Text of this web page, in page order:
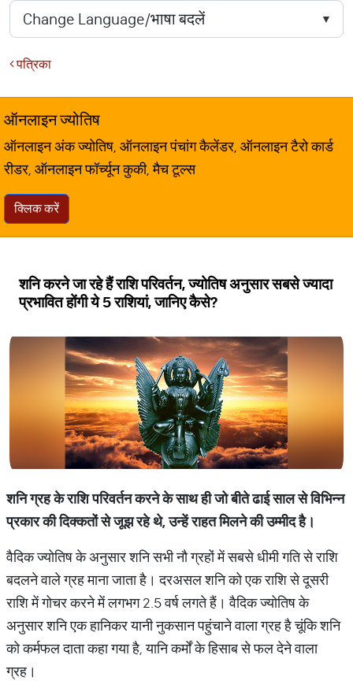
पत्रिका
ऑनलाइन ज्योतिष
ऑनलाइन अंक ज्योतिष, ऑनलाइन पंचांग कैलेंडर, ऑनलाइन टैरो कार्ड
रीडर, ऑनलाइन फॉर्च्यून कुकी, मैच टूल्स
क्लिक करें
शनि करने जा रहे हैं राशि परिवर्तन, ज्योतिष अनुसार सबसे ज्यादा
प्रभावित होंगी ये 5 राशियां, जानिए कैसे?
शनि ग्रह के राशि परिवर्तन करने के साथ ही जो बीते ढाई साल से विभिन्न
प्रकार की दिक्कतों से जूझ रहे थे, उन्हें राहत मिलने की उम्मीद है।
वैदिक ज्योतिष के अनुसार शनि सभी नौ ग्रहों में सबसे धीमी गति से राशि
बदलने वाले ग्रह माना जाता है। दरअसल शनि को एक राशि से दूसरी
राशि में गोचर करने में लगभग 2.5 वर्ष लगते हैं। वैदिक ज्योतिष के
अनुसार शनि एक हानिकर यानी नुकसान पहुंचाने वाला ग्रह है चूंकि शनि
को कर्मफल दाता कहा गया है, यानि कर्मों के हिसाब से फल देने वाला
ग्रह।